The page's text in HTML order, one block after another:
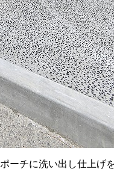
ーチに洗い出し仕上